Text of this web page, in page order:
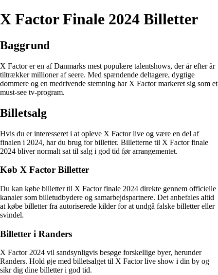
X Factor Finale 2024 Billetter
Baggrund
X Factor er en af Danmarks mest populære talentshows, der år efter år
tiltrækker millioner af seere. Med spændende deltagere, dygtige
dommere og en medrivende stemning har X Factor markeret sig som et
must-see tv-program.
Billetsalg
Hvis du er interesseret i at opleve X Factor live og være en del af
finalen i 2024, har du brug for billetter. Billetterne til X Factor finale
2024 bliver normalt sat til salg i god tid før arrangementet.
Køb X Factor Billetter
Du kan købe billetter til X Factor finale 2024 direkte gennem officielle
kanaler som billetudbydere og samarbejdspartnere. Det anbefales altid
at købe billetter fra autoriserede kilder for at undgå falske billetter eller
svindel.
Billetter i Randers
X Factor 2024 vil sandsynligvis besøge forskellige byer, herunder
Randers. Hold øje med billetsalget til X Factor live show i din by og
sikr dig dine billetter i god tid.